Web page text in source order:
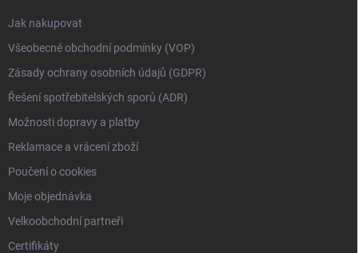
Jak nakupovat
Všeobecné obchodní podmínky (VOP)
Zásady ochrany osobních údajů (GDPR)
Řešení spotřebitelských sporů (ADR)
Možnosti dopravy a platby
Reklamace a vrácení zboží
Poučení o cookies
Moje objednávka
Velkoobchodní partneři
Certifikáty